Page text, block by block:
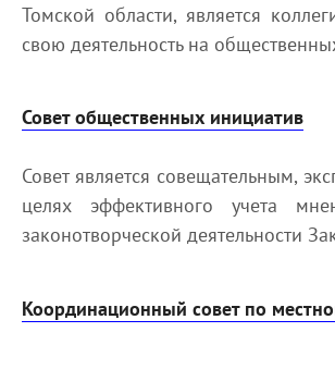
Томской области, является
свою деятельность на
Совет общественных инициатив
Совет является совещательным,
целях эффективного учета
законотворческой деятельности
Координационный совет по